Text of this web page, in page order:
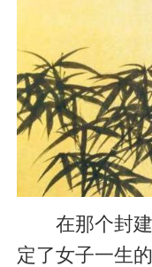
在那个封建
定了女子一生